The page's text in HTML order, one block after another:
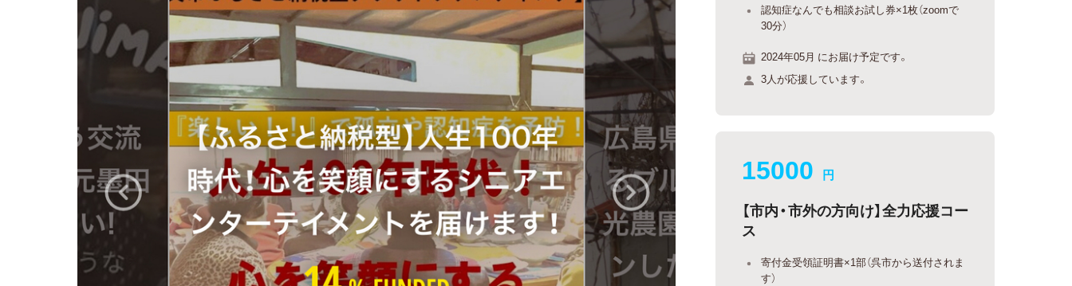
認知症なんでも相談お試し券×1枚（zoomで
30分）
2024年05月 にお届け予定です。
3人が応援しています。
15000 円
【市内・市外の方向け】全力応援コー
ス
寄付金受領証明書×1部（呉市から送付されま
す）